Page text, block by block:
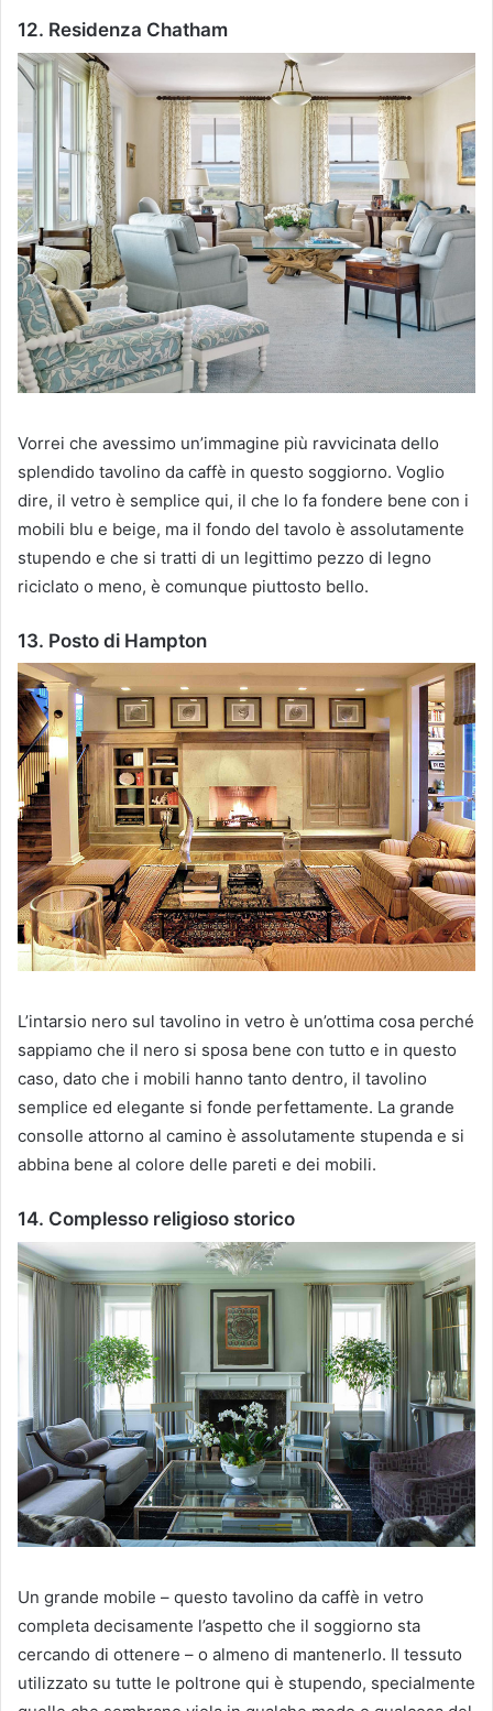
12. Residenza Chatham
Vorrei che avessimo un’immagine più ravvicinata dello
splendido tavolino da caffè in questo soggiorno. Voglio
dire, il vetro è semplice qui, il che lo fa fondere bene con i
mobili blu e beige, ma il fondo del tavolo è assolutamente
stupendo e che si tratti di un legittimo pezzo di legno
riciclato o meno, è comunque piuttosto bello.
13. Posto di Hampton
L’intarsio nero sul tavolino in vetro è un’ottima cosa perché
sappiamo che il nero si sposa bene con tutto e in questo
caso, dato che i mobili hanno tanto dentro, il tavolino
semplice ed elegante si fonde perfettamente. La grande
consolle attorno al camino è assolutamente stupenda e si
abbina bene al colore delle pareti e dei mobili.
14. Complesso religioso storico
Un grande mobile – questo tavolino da caffè in vetro
completa decisamente l’aspetto che il soggiorno sta
cercando di ottenere – o almeno di mantenerlo. Il tessuto
utilizzato su tutte le poltrone qui è stupendo, specialmente